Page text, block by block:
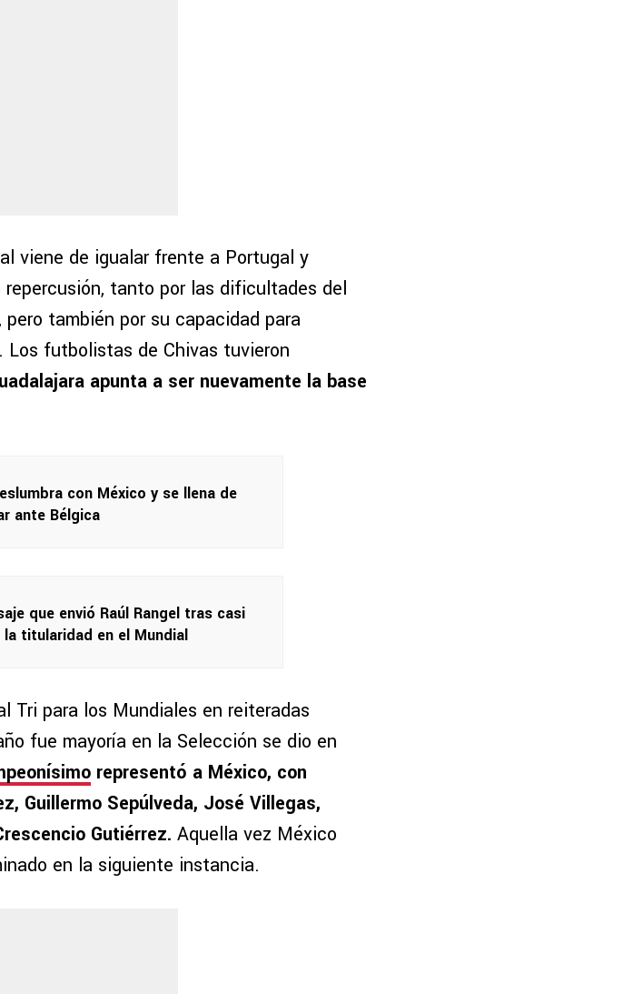
viene de igualar frente a Portugal y
tanto por las dificultades del
también por su capacidad para
futbolistas de Chivas tuvieron
apunta a ser nuevamente la base
con México y se llena de
ante Bélgica
que envió Raúl Rangel tras casi
titularidad en el Mundial
Tri para los Mundiales en reiteradas
fue mayoría en la Selección se dio en
representó a México, con
Guillermo Sepúlveda, José Villegas,
Gutiérrez. Aquella vez México
en la siguiente instancia.